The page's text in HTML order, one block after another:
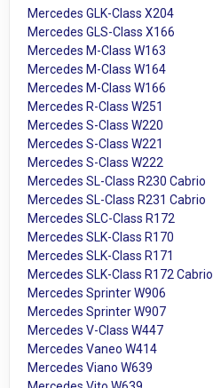
Mercedes GLK-Class X204
Mercedes GLS-Class X166
Mercedes M-Class W163
Mercedes M-Class W164
Mercedes M-Class W166
Mercedes R-Class W251
Mercedes S-Class W220
Mercedes S-Class W221
Mercedes S-Class W222
Mercedes SL-Class R230 Cabrio
Mercedes SL-Class R231 Cabrio
Mercedes SLC-Class R172
Mercedes SLK-Class R170
Mercedes SLK-Class R171
Mercedes SLK-Class R172 Cabrio
Mercedes Sprinter W906
Mercedes Sprinter W907
Mercedes V-Class W447
Mercedes Vaneo W414
Mercedes Viano W639